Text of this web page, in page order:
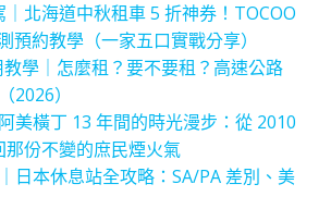
北海道中秋租車 5 折神券！TOCOO
預約教學（一家五口實戰分享）
教學｜怎麼租？要不要租？高速公路
2026）
美橫丁 13 年間的時光漫步：從 2010
那份不變的庶民煙火氣
日本休息站全攻略：SA/PA 差別、美